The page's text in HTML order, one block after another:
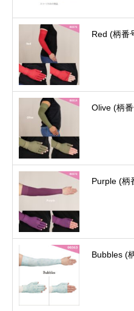
Red (柄番
Olive (柄
Purple (柄
Bubbles (